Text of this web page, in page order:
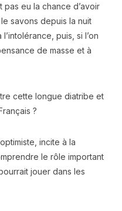
pas eu la chance d’avoir
savons depuis la nuit
puis, si l’on
de masse et à
cette longue diatribe et
?
incite à la
le rôle important
jouer dans les